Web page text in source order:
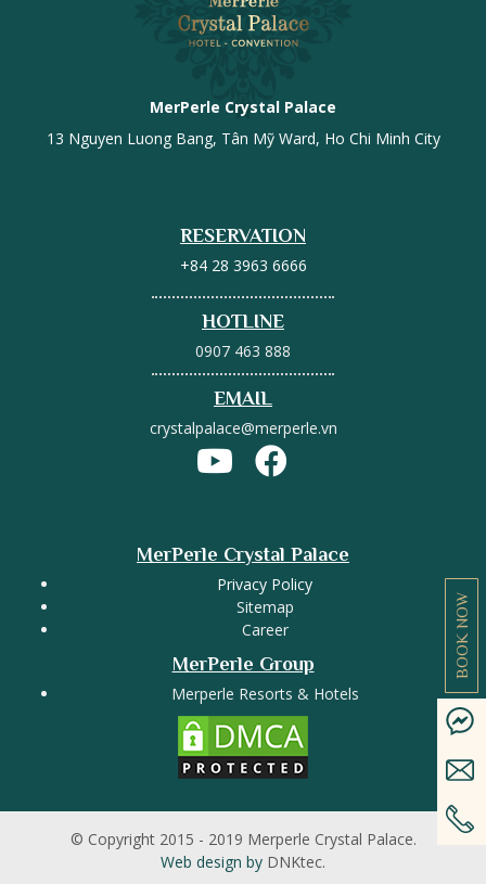
MerPerle Crystal Palace
13 Nguyen Luong Bang, Tân Mỹ Ward, Ho Chi Minh City
RESERVATION
+84 28 3963 6666
HOTLINE
0907 463 888
EMAIL
crystalpalace@merperle.vn
MerPerle Crystal Palace
Privacy Policy
Sitemap
Career
MerPerle Group
Merperle Resorts & Hotels
© Copyright 2015 - 2019 Merperle Crystal Palace.
Web design by DNKtec.
BOOK NOW